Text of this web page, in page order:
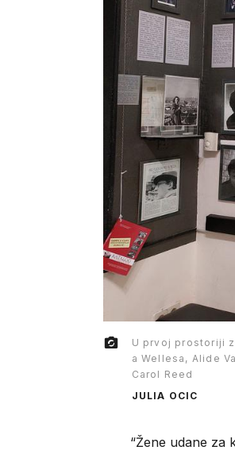
U prvoj prostoriji
a Wellesa, Alide
Carol Reed
JULIA OCIC
“Žene udane za